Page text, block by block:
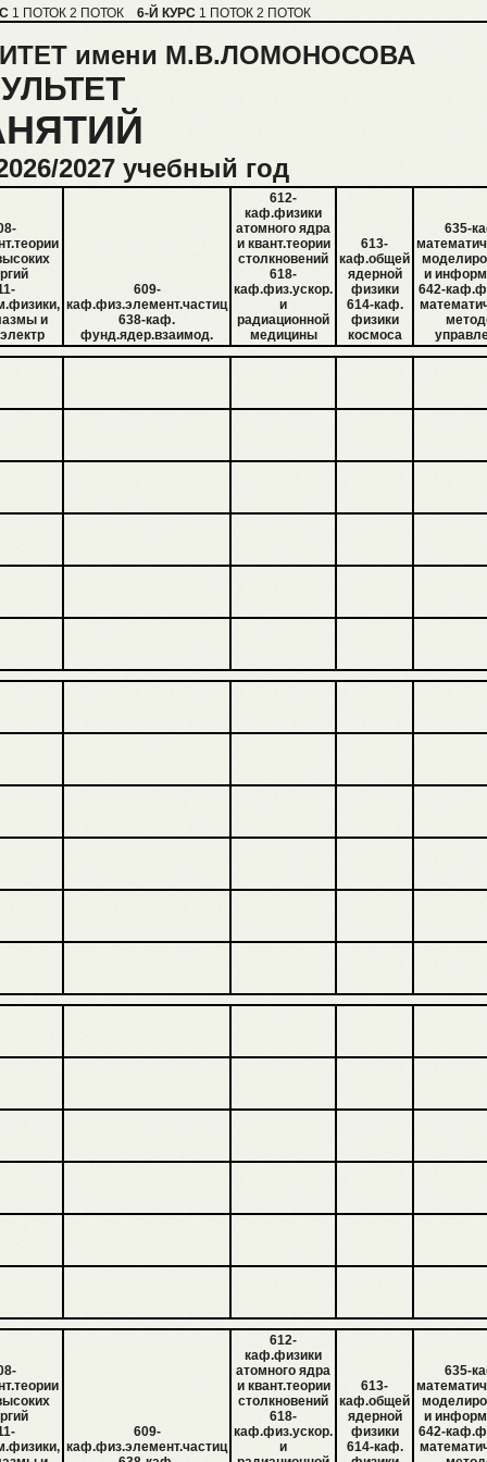
1 ПОТОК 2 ПОТОК 6-Й КУРС 1 ПОТОК 2 ПОТОК
имени М.В.ЛОМОНОСОВА
2027 учебный год
и
609-
каф.физ.элемент.частиц
638-каф.
фунд.ядер.взаимод.
612-
каф.физики
атомного ядра
и квант.теории
столкновений
618-
каф.физ.ускор.
и
радиационной
медицины
613-
каф.общей
ядерной
физики
614-каф.
физики
космоса
635-
и
642-
609-
каф.физ.элемент.частиц
612-
каф.физики
атомного ядра
и квант.теории
столкновений
618-
каф.физ.ускор.
и
613-
каф.общей
ядерной
физики
614-каф.
635-
и
642-